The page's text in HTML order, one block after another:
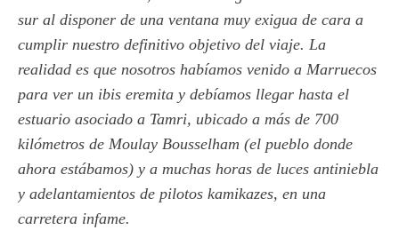
sur al disponer de una ventana muy exigua de cara a
cumplir nuestro definitivo objetivo del viaje. La
realidad es que nosotros habíamos venido a Marruecos
para ver un ibis eremita y debíamos llegar hasta el
estuario asociado a Tamri, ubicado a más de 700
kilómetros de Moulay Bousselham (el pueblo donde
ahora estábamos) y a muchas horas de luces antiniebla
y adelantamientos de pilotos kamikazes, en una
carretera infame.